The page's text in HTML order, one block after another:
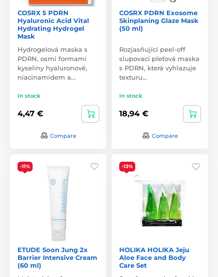
COSRX 5 PDRN
Hyaluronic Acid Vital
Hydrating Hydrogel
Mask
Hydrogelová maska s
PDRN, osmi formami
kyseliny hyaluronové,
niacinamidem a…
In stock
4,47 €
Compare
COSRX PDRN Exosome
Skinplaning Glaze Mask
(50 ml)
Rozjasňující peel-off
slupovací pleťová maska
s PDRN, která vyhlazuje
texturu…
In stock
18,94 €
Compare
-11%
ETUDE Soon Jung 2x
Barrier Intensive Cream
(60 ml)
-13%
HOLIKA HOLIKA Jeju
Aloe Face and Body
Care Set